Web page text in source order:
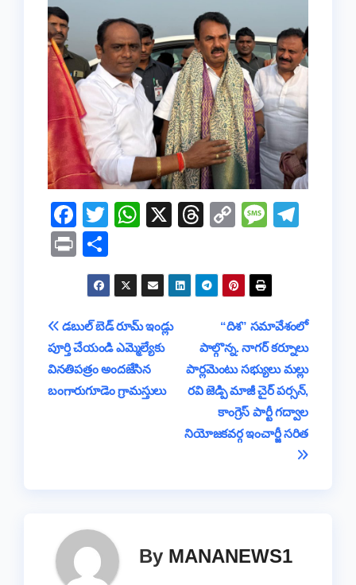
F
a
c
e
b
o
o
k
T
tt
er
W
at
s
A
p
p
X
T
e
a
s
C
p
y
Li
n
k
M
ss
a
g
e
a
m
Pr
in h
ar
e
Post
navigation
“దిశ” సమావేశంలో
పాల్గొన్న. నాగర్ కర్నూలు
పార్లమెంటు సభ్యులు మల్లు
రవి జెడ్పి మాజీ చైర్ పర్సన్,
కాంగ్రెస్ పార్టీ గద్వాల
నియోజకవర్గ ఇంచార్జీ సరిత
డబుల్ బెడ్ రూమ్ ఇండ్లు
పూర్తి చేయండి ఎమ్మెల్యేకు
వినతిపత్రం అందజేసిన
బంగారుగూడెం గ్రామస్తులు
By MANANEWS1